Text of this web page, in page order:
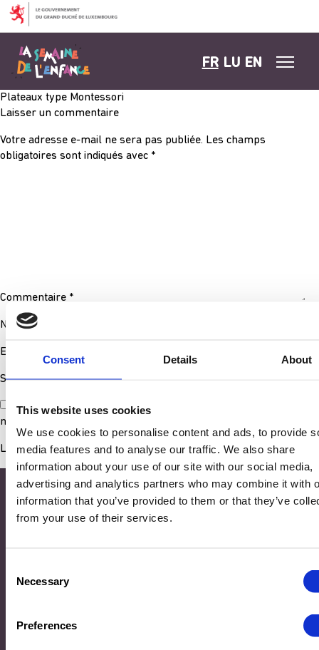
Consent Details About
This website uses cookies
We use cookies to personalise content and ads, to provide
media features and to analyse our traffic. We also share
information about your use of our site with our social media,
advertising and analytics partners who may combine it with
information that you’ve provided to them or that they’ve
from your use of their services.
Selection
Necessary
Preferences
Aller au contenu
FR LU EN
Plateaux type Montessori
Laisser un commentaire
Votre adresse e-mail ne sera pas publiée. Les champs
obligatoires sont indiqués avec *
Commentaire *
Nom*
E-mail
Site web
Enregistrer mon nom, mon e-mail et mon site dans le
navigateur pour mon prochain commentaire.
Adresse